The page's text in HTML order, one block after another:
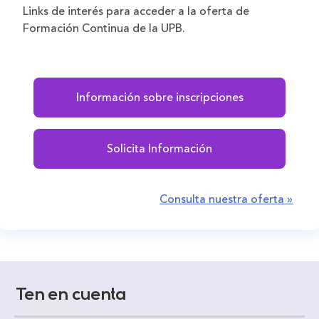
Links de interés para acceder a la oferta de
Formación Continua de la UPB.
Información sobre inscripciones
Solicita Información
Consulta nuestra oferta »
Ten en cuenta